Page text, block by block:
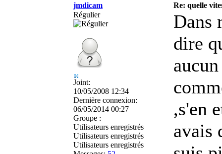
jmdicam
Re: quelle
Régulier
Joint:
10/05/2008 12:34
Dernière connexion:
06/05/2014 00:27
Groupe :
Utilisateurs enregistrés
Utilisateurs enregistrés
Utilisateurs enregistrés
Dans
dire
,s'en
avais